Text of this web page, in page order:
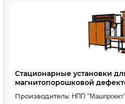
Стационарные установки
магнитопорошковой
Производитель: НПП "Машпроект"